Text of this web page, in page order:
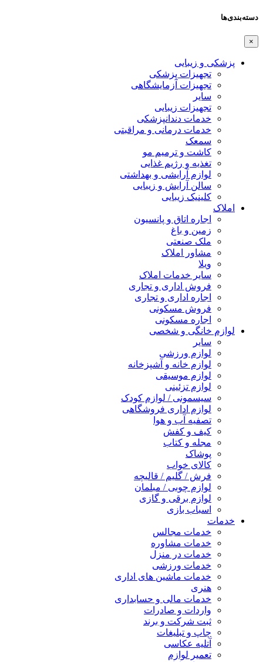
دسته‌بندی‌ها
×
پزشکی و زیبایی
تجهیزات پزشکی
تجهیزات آزمایشگاهی
سایر
تجهیزات زیبایی
خدمات دندانپزشکی
خدمات درمانی و مراقبتی
سمعک
کاشت و ترمیم مو
تغذیه و رژیم غذایی
لوازم آرایشی و بهداشتی
سالن آرایش و زیبایی
کلینیک زیبایی
املاک
اجاره اتاق و پانسیون
زمین و باغ
ملک صنعتی
مشاور املاک
ویلا
سایر خدمات املاک
فروش اداری و تجاری
اجاره اداری و تجاری
فروش مسکونی
اجاره مسکونی
لوازم خانگی و شخصی
سایر
لوازم ورزشی
لوازم خانه و آشپزخانه
لوازم موسیقی
لوازم تزئینی
سیسمونی / لوازم کودک
لوازم اداری فروشگاهی
تصفیه آب و هوا
کیف و کفش
مجله و کتاب
پوشاک
کالای خواب
فرش / گلیم / قالیچه
لوازم چوبی / مبلمان
لوازم برقی و گازی
اسباب بازی
خدمات
خدمات مجالس
خدمات مشاوره
خدمات در منزل
خدمات ورزشی
خدمات ماشین های اداری
هنری
خدمات مالی و حسابداری
واردات و صادرات
ثبت شرکت و برند
چاپ و تبلیغات
آتلیه عکاسی
تعمیر لوازم